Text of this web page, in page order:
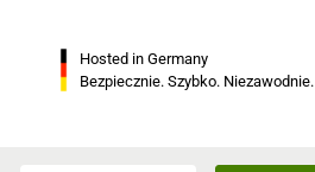
Hosted in Germany
Bezpiecznie. Szybko. Niezawodnie.